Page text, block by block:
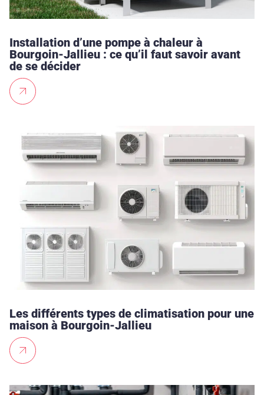
Installation d’une pompe à chaleur à
Bourgoin-Jallieu : ce qu’il faut savoir avant
de se décider
Les différents types de climatisation pour une
maison à Bourgoin-Jallieu